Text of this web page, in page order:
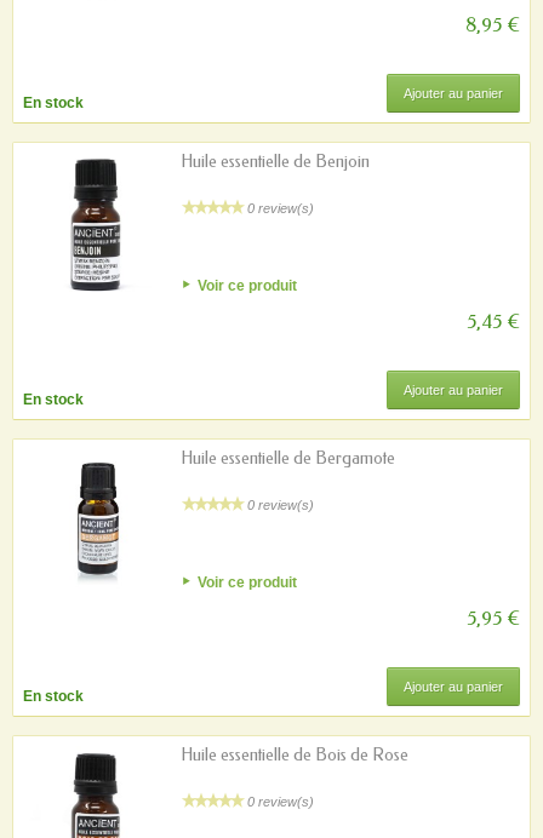
8,95 €
En stock
Ajouter au panier
Huile essentielle de Benjoin
0 review(s)
Voir ce produit
5,45 €
En stock
Ajouter au panier
Huile essentielle de Bergamote
0 review(s)
Voir ce produit
5,95 €
En stock
Ajouter au panier
Huile essentielle de Bois de Rose
0 review(s)